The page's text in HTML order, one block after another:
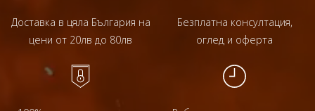
Доставка в цяла България на
цени от 20лв до 80лв
Безплатна консултация,
оглед и оферта